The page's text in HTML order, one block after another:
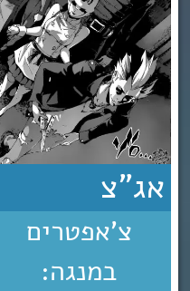
אג"צ
צ'אפטרים
במנגה: